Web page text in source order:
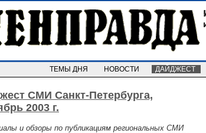
ТЕМЫ ДНЯ НОВОСТИ ДАЙДЖЕСТ
СМИ Санкт-Петербурга,
2003 г.
и обзоры по публикациям региональных СМИ